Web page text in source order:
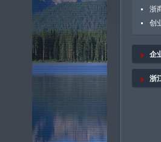
浙
创
企
浙